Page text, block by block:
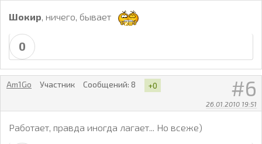
Шокир , ничего, бывает
0
6
26.01.2010 19:51
Am1Go Участник Сообщений: 8 +0
Работает, правда иногда лагает... Но всеже)